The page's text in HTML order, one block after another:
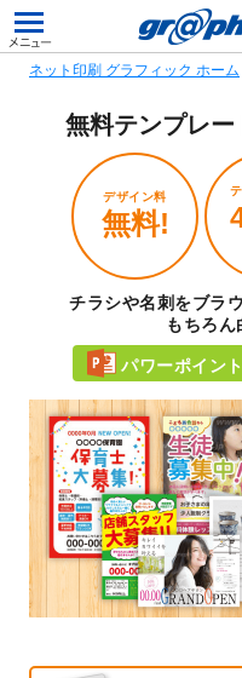
ネット印刷 グラフィック ホーム
無料テンプレー
デザイン料
無料!
チラシや名刺をブラ
もちろん
パワーポイン